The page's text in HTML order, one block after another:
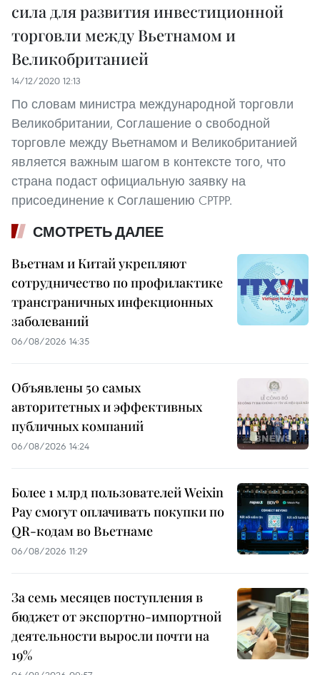
сила для развития инвестиционной
торговли между Вьетнамом и
Великобританией
14/12/2020 12:13
По словам министра международной торговли
Великобритании, Соглашение о свободной
торговле между Вьетнамом и Великобританией
является важным шагом в контексте того, что
страна подаст официальную заявку на
присоединение к Соглашению CPTPP.
СМОТРЕТЬ ДАЛЕЕ
Вьетнам и Китай укрепляют
сотрудничество по профилактике
трансграничных инфекционных
заболеваний
06/08/2026 14:35
Объявлены 50 самых
авторитетных и эффективных
публичных компаний
06/08/2026 14:24
Более 1 млрд пользователей Weixin
Pay смогут оплачивать покупки по
QR-кодам во Вьетнаме
06/08/2026 11:29
За семь месяцев поступления в
бюджет от экспортно-импортной
деятельности выросли почти на
19%